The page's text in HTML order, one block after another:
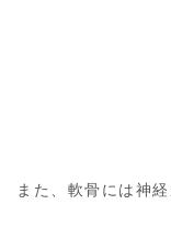
また、軟骨には神